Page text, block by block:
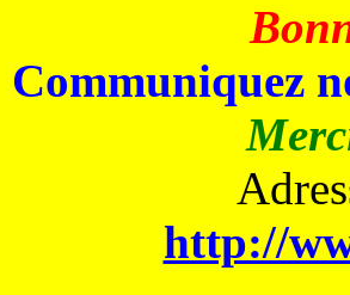
Communiquez
http://